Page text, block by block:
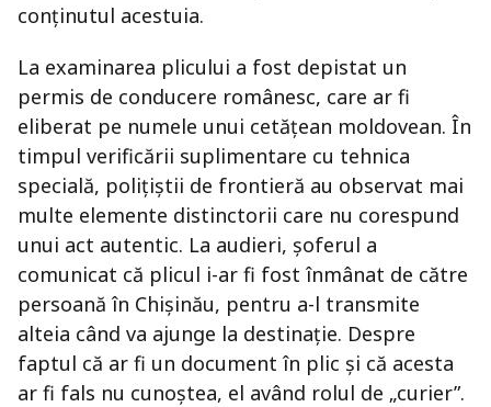
conținutul acestuia.
La examinarea plicului a fost depistat un
permis de conducere românesc, care ar fi
eliberat pe numele unui cetățean moldovean. În
timpul verificării suplimentare cu tehnica
specială, polițiștii de frontieră au observat mai
multe elemente distinctorii care nu corespund
unui act autentic. La audieri, șoferul a
comunicat că plicul i-ar fi fost înmânat de către
persoană în Chișinău, pentru a-l transmite
alteia când va ajunge la destinație. Despre
faptul că ar fi un document în plic și că acesta
ar fi fals nu cunoștea, el având rolul de „curier”.